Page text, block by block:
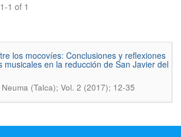
1 of 1
los mocovíes: Conclusiones y reflexiones
musicales en la reducción de San Javier del
Neuma (Talca); Vol. 2 (2017); 12-35